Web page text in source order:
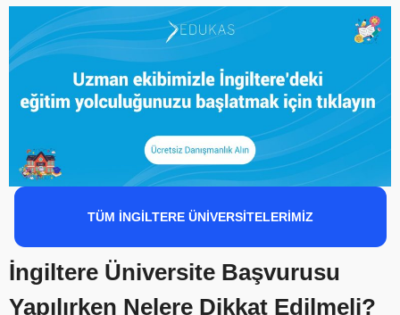
TÜM İNGİLTERE ÜNİVERSİTELERİMİZ
İngiltere Üniversite Başvurusu
Yapılırken Nelere Dikkat Edilmeli?